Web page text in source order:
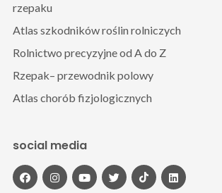
rzepaku
Atlas szkodników roślin rolniczych
Rolnictwo precyzyjne od A do Z
Rzepak– przewodnik polowy
Atlas chorób fizjologicznych
social media